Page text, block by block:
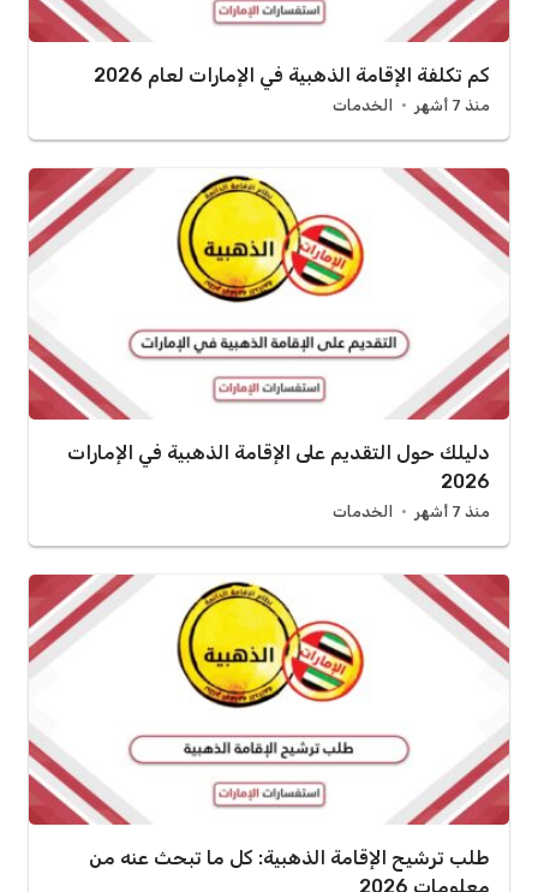
كم تكلفة الإقامة الذهبية في الإمارات لعام 2026
منذ 7 أشهر الخدمات
دليلك حول التقديم على الإقامة الذهبية في الإمارات
2026
منذ 7 أشهر الخدمات
طلب ترشيح الإقامة الذهبية: كل ما تبحث عنه من
معلومات 2026